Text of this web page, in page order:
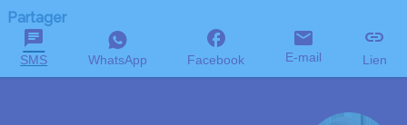
Partager
SMS WhatsApp Facebook E-mail Lien